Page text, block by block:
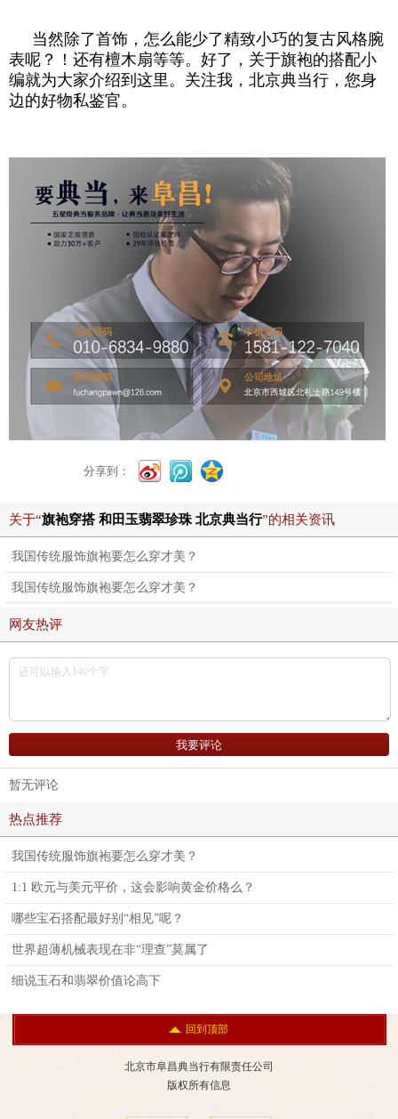
当然除了首饰，怎么能少了精致小巧的复古风格腕
表呢？！还有檀木扇等等。好了，关于旗袍的搭配小
编就为大家介绍到这里。关注我，北京典当行，您身
边的好物私鉴官。
分享到：
关于“旗袍穿搭 和田玉翡翠珍珠 北京典当行”的相关资讯
我国传统服饰旗袍要怎么穿才美？
我国传统服饰旗袍要怎么穿才美？
网友热评
暂无评论
热点推荐
我国传统服饰旗袍要怎么穿才美？
1:1 欧元与美元平价，这会影响黄金价格么？
哪些宝石搭配最好别“相见”呢？
世界超薄机械表现在非“理查”莫属了
细说玉石和翡翠价值论高下
回到顶部
北京市阜昌典当行有限责任公司
版权所有信息